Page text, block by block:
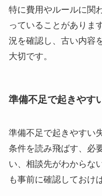
特に費用やルールに関
っていることがありま
況を確認し、古い内容
大切です。
準備不足で起きやす
準備不足で起きやすい
条件を読み飛ばす、必
い、相談先がわからな
も事前に確認しておけ